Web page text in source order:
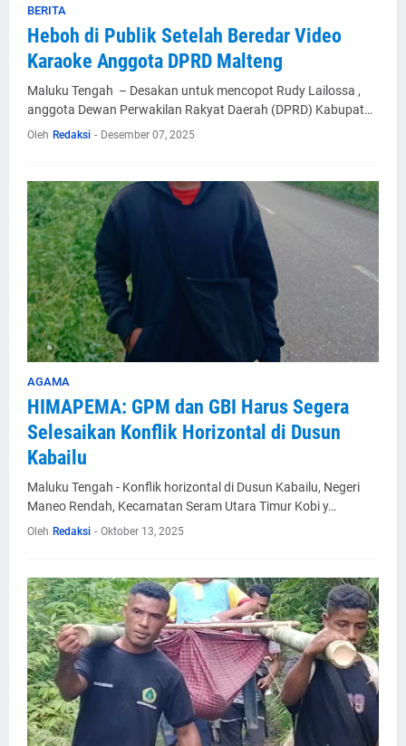
BERITA
Heboh di Publik Setelah Beredar Video
Karaoke Anggota DPRD Malteng
Maluku Tengah – Desakan untuk mencopot Rudy Lailossa ,
anggota Dewan Perwakilan Rakyat Daerah (DPRD) Kabupat…
Oleh Redaksi - Desember 07, 2025
AGAMA
HIMAPEMA: GPM dan GBI Harus Segera
Selesaikan Konflik Horizontal di Dusun
Kabailu
Maluku Tengah - Konflik horizontal di Dusun Kabailu, Negeri
Maneo Rendah, Kecamatan Seram Utara Timur Kobi y…
Oleh Redaksi - Oktober 13, 2025